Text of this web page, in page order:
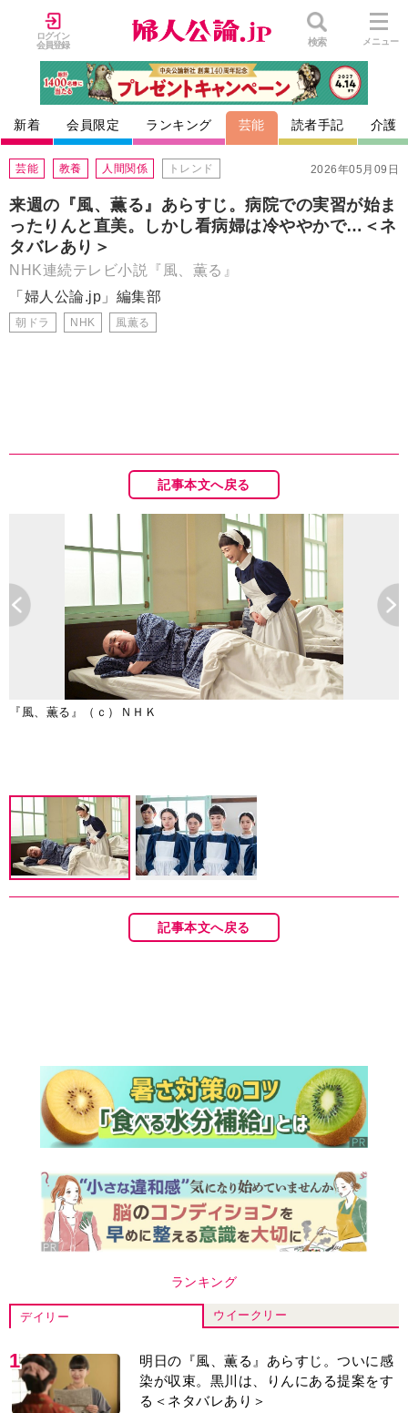
ログイン
会員登録
検索 メニュー
新着 会員限定 ランキング 芸能 読者手記 介護
2026年05月09日
芸能 教養 人間関係 トレンド
来週の『風、薫る』あらすじ。病院での実習が始ま
ったりんと直美。しかし看病婦は冷ややかで…＜ネ
タバレあり＞
NHK連続テレビ小説『風、薫る』
「婦人公論.jp」編集部
朝ドラ NHK 風薫る
記事本文へ戻る
『風、薫る』（ｃ）ＮＨＫ
記事本文へ戻る
ランキング
デイリー ウイークリー
1
明日の『風、薫る』あらすじ。ついに感
染が収束。黒川は、りんにある提案をす
る＜ネタバレあり＞